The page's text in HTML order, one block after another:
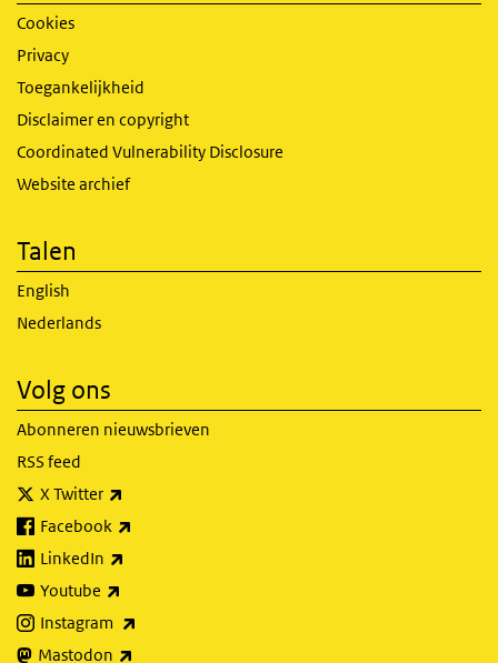
Cookies
Privacy
Toegankelijkheid
Disclaimer en copyright
Coordinated Vulnerability Disclosure
Website archief
Talen
English
Nederlands
Volg ons
Abonneren nieuwsbrieven
RSS feed
X Twitter
Facebook
LinkedIn
Youtube
Instagram
Mastodon